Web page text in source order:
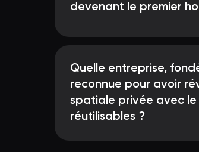
devenant le premier
Quelle entreprise,
reconnue pour avoir
spatiale privée avec
réutilisables ?